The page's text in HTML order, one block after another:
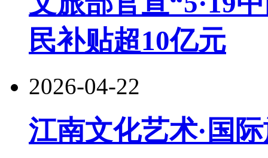
民补贴超10亿元
2026-04-22
江南文化艺术·国